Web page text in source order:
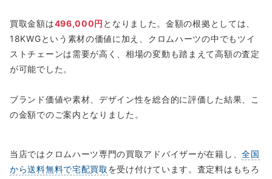
買取金額は496,000円 となりました。金額の根拠としては、
18KWGという素材の価値に加え、クロムハーツの中でもツイ
ストチェーンは需要が高く、相場の変動も踏まえて高額の査定
が可能でした。
ブランド価値や素材、デザイン性を総合的に評価した結果、こ
の金額でのご案内となりました。
当店ではクロムハーツ専門の買取アドバイザーが在籍し、全国
から送料無料で宅配買取 を受け付けています。査定料はもちろ